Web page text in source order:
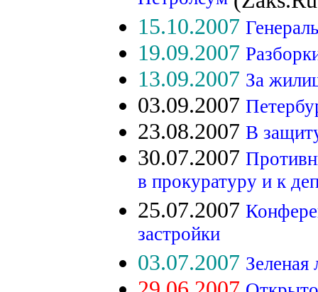
15.10.2007
19.09.2007
13.09.2007 За
03.09.2007
23.08.2007 В
30.07.2007
в прокуратуру и к
25.07.2007
застройки
03.07.2007 Зеленая